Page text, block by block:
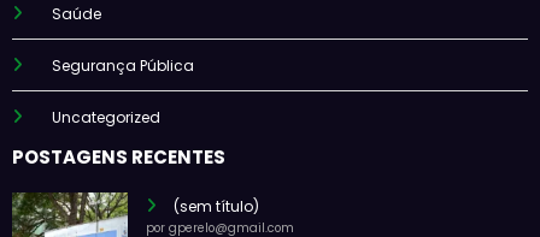
Saúde
Segurança Pública
Uncategorized
POSTAGENS RECENTES
(sem título)
por gperelo@gmail.com